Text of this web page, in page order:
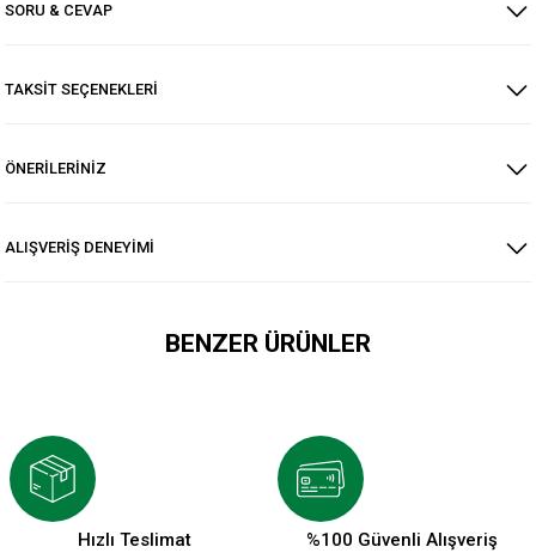
SORU & CEVAP
TAKSİT SEÇENEKLERİ
ÖNERİLERİNİZ
ALIŞVERİŞ DENEYİMİ
BENZER ÜRÜNLER
3.500,00 TL
Hızlı Teslimat %100 Güvenli Alışveriş